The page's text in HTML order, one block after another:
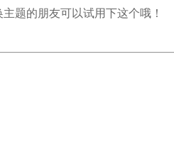
题的朋友可以试用下这个哦！